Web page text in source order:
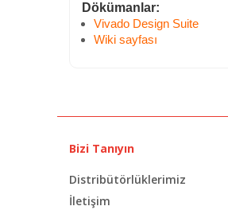
Dökümanlar:
Vivado Design Suite
Wiki sayfası
Bizi Tanıyın
Distribütörlüklerimiz
İletişim